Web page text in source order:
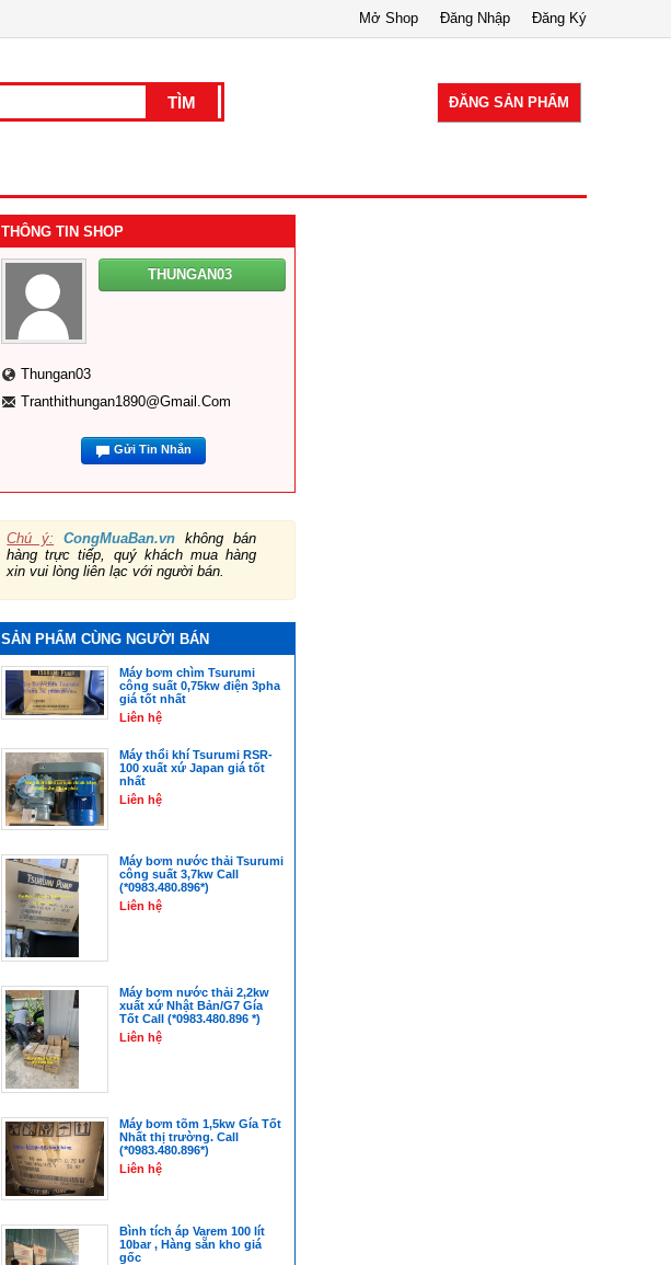
Đăng Ký
Đăng Nhập
Mở Shop
ĐĂNG SẢN PHẨM
THÔNG TIN SHOP
THUNGAN03
Thungan03
Tranthithungan1890@gmail.com
Gửi Tin Nhắn
Chú ý: CongMuaBan.vn không bán
hàng trực tiếp, quý khách mua hàng
xin vui lòng liên lạc với người bán.
SẢN PHẨM CÙNG NGƯỜI BÁN
Máy bơm chìm Tsurumi
công suất 0,75kw điện 3pha
giá tốt nhất
Liên hệ
Máy thổi khí Tsurumi RSR-
100 xuất xứ Japan giá tốt
nhất
Liên hệ
Máy bơm nước thải Tsurumi
công suất 3,7kw Call
(*0983.480.896*)
Liên hệ
Máy bơm nước thải 2,2kw
xuất xứ Nhật Bản/G7 Gía
Tốt Call (*0983.480.896 *)
Liên hệ
Máy bơm tõm 1,5kw Gía Tốt
Nhất thị trường. Call
(*0983.480.896*)
Liên hệ
Bình tích áp Varem 100 lít
10bar , Hàng sẵn kho giá
gốc